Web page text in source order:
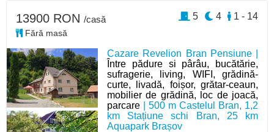
Cazare Revelion Bran Pensiune |
Între pădure si pârâu, bucătărie,
sufragerie, living, WIFI, grădină-
curte, livadă, foișor, grătar-ceaun,
mobilier de grădină, loc de joacă,
parcare | 500 m Castelul Bran, 1,2
km Stațiune schi Bran, 25 km
Aquapark Brașov
13900 RON /casă
Fără masă
1 - 14
4
5